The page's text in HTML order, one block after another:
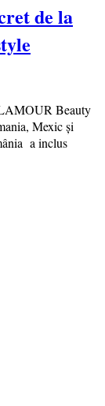
de la
Beauty
Mexic și
a inclus